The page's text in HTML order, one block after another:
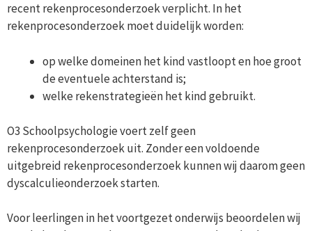
recent rekenprocesonderzoek verplicht. In het
rekenprocesonderzoek moet duidelijk worden:
op welke domeinen het kind vastloopt en hoe groot
de eventuele achterstand is;
welke rekenstrategieën het kind gebruikt.
O3 Schoolpsychologie voert zelf geen
rekenprocesonderzoek uit. Zonder een voldoende
uitgebreid rekenprocesonderzoek kunnen wij daarom geen
dyscalculieonderzoek starten.
Voor leerlingen in het voortgezet onderwijs beoordelen wij